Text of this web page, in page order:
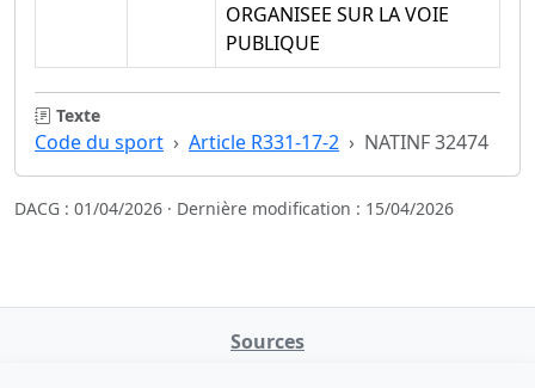
ORGANISEE SUR LA VOIE
PUBLIQUE
Texte
Code du sport Article R331-17-2 NATINF 32474
DACG : 01/04/2026 · Dernière modification : 15/04/2026
Sources